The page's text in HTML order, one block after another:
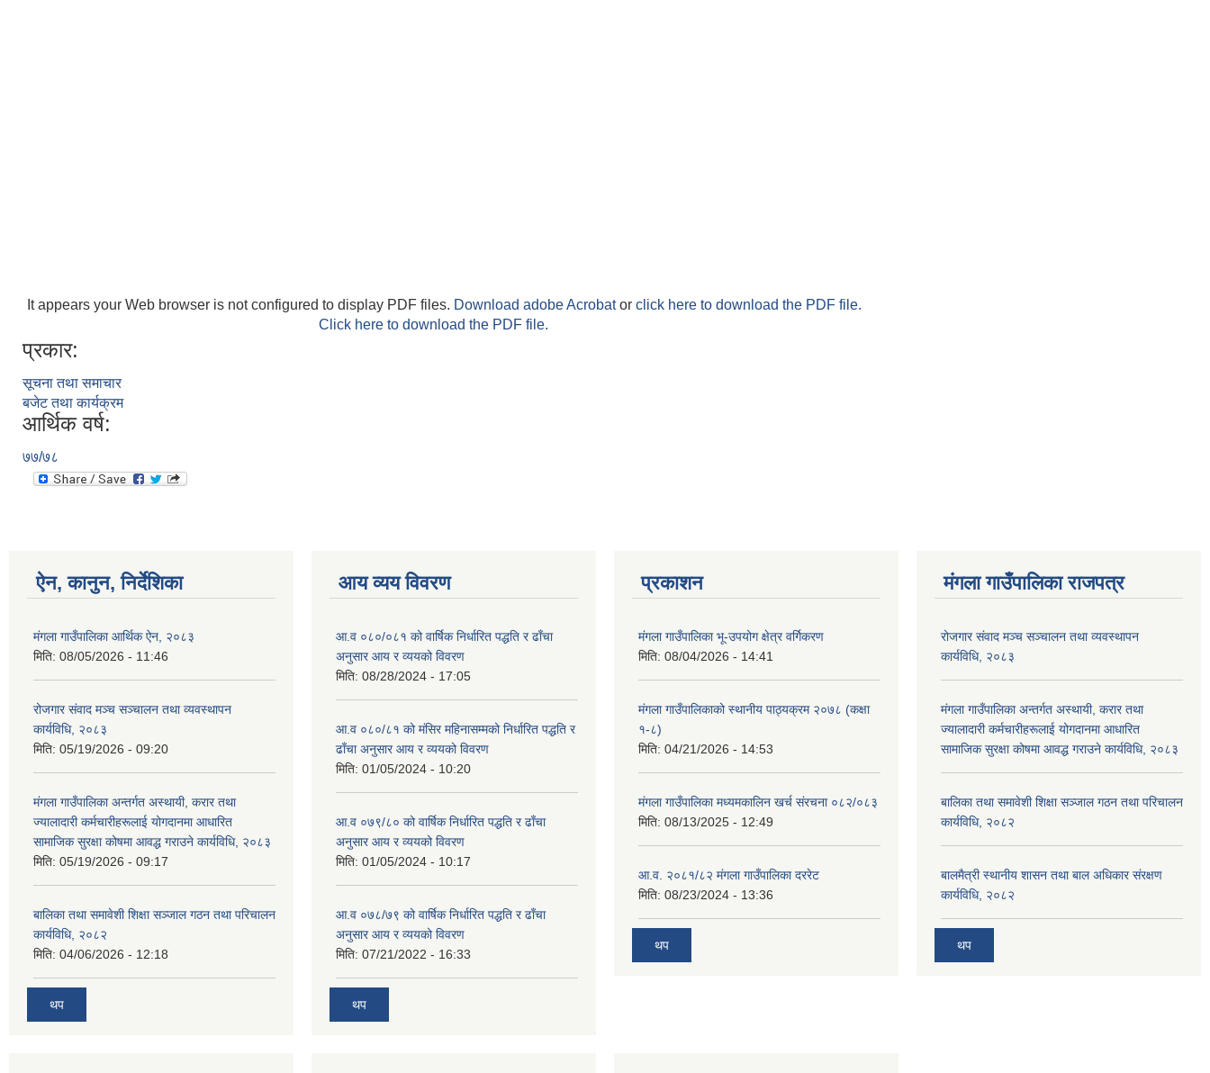
It appears your Web browser is not configured to display PDF files. Download adobe Acrobator click here to download the PDF file.
Click here to download the PDF file.
प्रकार:
सूचना तथा समाचार
बजेट तथा कार्यक्रम
आर्थिक वर्ष:
७७/७८
ऐन, कानुन, निर्देशिका
मंगला गाउँपालिका आर्थिक ऐन, २०८३
मिति: 08/05/2026 - 11:46
रोजगार संवाद मञ्च सञ्चालन तथा व्यवस्थापन
कार्यविधि, २०८३
मिति: 05/19/2026 - 09:20
मंगला गाउँपालिका अन्तर्गत अस्थायी, करार तथा
ज्यालादारी कर्मचारीहरूलाई योगदानमा आधारित
सामाजिक सुरक्षा कोषमा आवद्ध गराउने कार्यविधि, २०८३
मिति: 05/19/2026 - 09:17
बालिका तथा समावेशी शिक्षा सञ्जाल गठन तथा परिचालन
कार्यविधि, २०८२
मिति: 04/06/2026 - 12:18
थप
आय व्यय विवरण
आ.व ०८०/०८१ को वार्षिक निर्धारित पद्धति र ढाँचा
अनुसार आय र व्ययको विवरण
मिति: 08/28/2024 - 17:05
आ.व ०८०/८१ को मंसिर महिनासम्मको निर्धारित पद्धति र
ढाँचा अनुसार आय र व्ययको विवरण
मिति: 01/05/2024 - 10:20
आ.व ०७९/८० को वार्षिक निर्धारित पद्धति र ढाँचा
अनुसार आय र व्ययको विवरण
मिति: 01/05/2024 - 10:17
आ.व ०७८/७९ को वार्षिक निर्धारित पद्धति र ढाँचा
अनुसार आय र व्ययको विवरण
मिति: 07/21/2022 - 16:33
थप
प्रकाशन
मंगला गाउँपालिका भू-उपयोग क्षेत्र वर्गिकरण
मिति: 08/04/2026 - 14:41
मंगला गाउँपालिकाको स्थानीय पाठ्यक्रम २०७८ (कक्षा
१-८)
मिति: 04/21/2026 - 14:53
मंगला गाउँपालिका मध्यमकालिन खर्च संरचना ०८२/०८३
मिति: 08/13/2025 - 12:49
आ.व. २०८१/८२ मंगला गाउँपालिका दररेट
मिति: 08/23/2024 - 13:36
थप
मंगला गाउँपालिका राजपत्र
रोजगार संवाद मञ्च सञ्चालन तथा व्यवस्थापन
कार्यविधि, २०८३
मंगला गाउँपालिका अन्तर्गत अस्थायी, करार तथा
ज्यालादारी कर्मचारीहरूलाई योगदानमा आधारित
सामाजिक सुरक्षा कोषमा आवद्ध गराउने कार्यविधि, २०८३
बालिका तथा समावेशी शिक्षा सञ्जाल गठन तथा परिचालन
कार्यविधि, २०८२
बालमैत्री स्थानीय शासन तथा बाल अधिकार संरक्षण
कार्यविधि, २०८२
थप